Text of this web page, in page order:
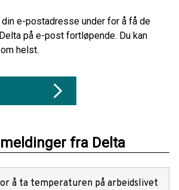
e-postadresse under for å få de
på e-post fortløpende. Du kan
helst.
fra Delta
å ta temperaturen på arbeidslivet